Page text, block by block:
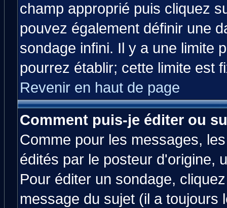
champ approprié puis cliquez
pouvez également définir une
sondage infini. Il y a une limite
pourrez établir; cette limite est
Revenir en haut de page
Comment puis-je éditer ou
Comme pour les messages,
édités par le posteur d'origine,
Pour éditer un sondage,
message du sujet (il a toujours